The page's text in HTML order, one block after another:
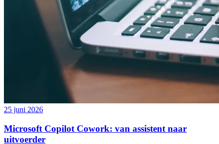
25 juni 2026
Microsoft Copilot Cowork: van assistent naar
uitvoerder